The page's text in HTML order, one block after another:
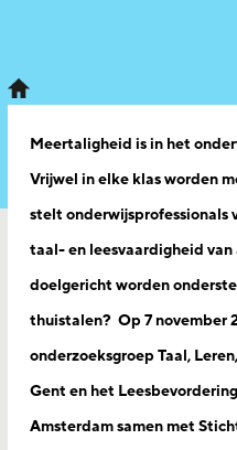
Meertaligheid is in het
Vrijwel in elke klas worden
stelt onderwijsprofessionals
taal- en leesvaardigheid
doelgericht worden
thuistalen? Op 7 november
onderzoeksgroep Taal,
Gent en het
Amsterdam samen met